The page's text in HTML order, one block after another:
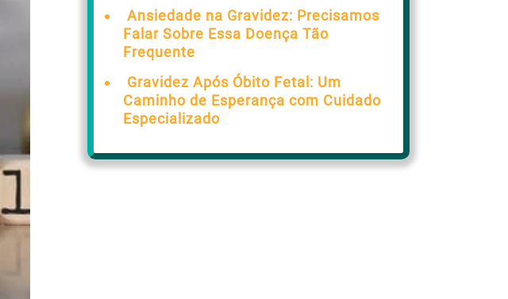
Ansiedade na Gravidez: Precisamos
Falar Sobre Essa Doença Tão
Frequente
Gravidez Após Óbito Fetal: Um
Caminho de Esperança com Cuidado
Especializado